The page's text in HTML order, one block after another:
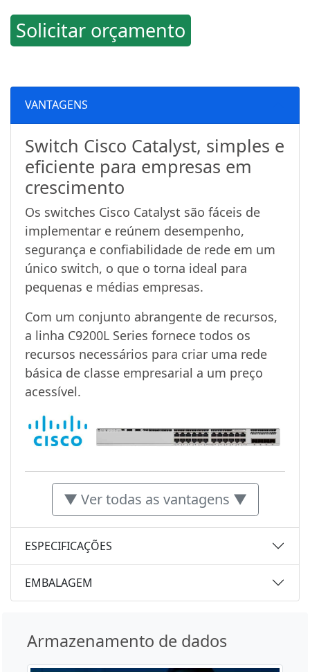
Solicitar orçamento
VANTAGENS
Switch Cisco Catalyst, simples e
eficiente para empresas em
crescimento
Os switches Cisco Catalyst são fáceis de
implementar e reúnem desempenho,
segurança e confiabilidade de rede em um
único switch, o que o torna ideal para
pequenas e médias empresas.
Com um conjunto abrangente de recursos,
a linha C9200L Series fornece todos os
recursos necessários para criar uma rede
básica de classe empresarial a um preço
acessível.
▼ Ver todas as vantagens ▼
ESPECIFICAÇÕES
EMBALAGEM
Armazenamento de dados